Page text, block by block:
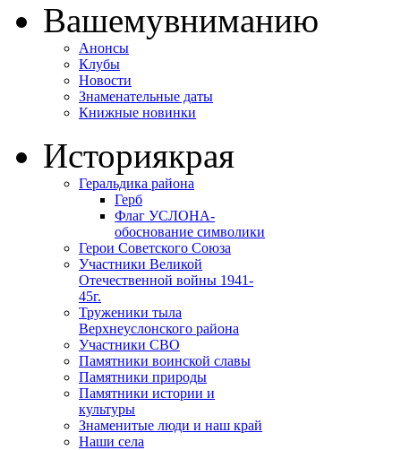
Вашемувниманию
Анонсы
Клубы
Новости
Знаменательные даты
Книжные новинки
Историякрая
Геральдика района
Герб
Флаг УСЛОНА-
обоснование символики
Герои Советского Союза
Участники Великой
Отечественной войны 1941-
45г.
Труженики тыла
Верхнеуслонского района
Участники СВО
Памятники воинской славы
Памятники природы
Памятники истории и
культуры
Знаменитые люди и наш край
Наши села